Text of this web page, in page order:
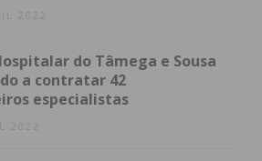
2022
do Tâmega e Sousa
a contratar 42
especialistas
2022